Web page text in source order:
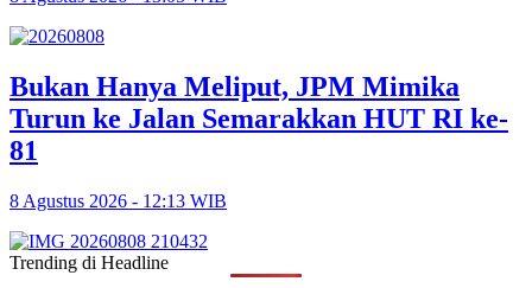
Bukan Hanya Meliput, JPM Mimika
Turun ke Jalan Semarakkan HUT RI ke-
81
8 Agustus 2026 - 12:13 WIB
Trending di Headline